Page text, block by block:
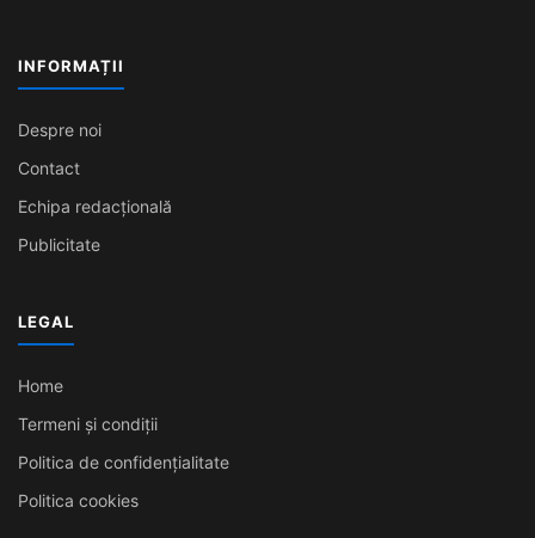
INFORMAȚII
Despre noi
Contact
Echipa redacțională
Publicitate
LEGAL
Home
Termeni și condiții
Politica de confidențialitate
Politica cookies